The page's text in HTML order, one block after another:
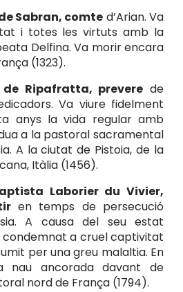
Sabran, comte d’Arian. Va
i totes les virtuts amb la
Delfina. Va morir encara
(1323).
de Ripafratta, prevere de
Va viure fidelment
anys la vida regular amb
a la pastoral sacramental
A la ciutat de Pistoia, de la
Itàlia (1456).
Laborier du Vivier,
en temps de persecució
A causa del seu estat
condemnat a cruel captivitat
per una greu malaltia. En
nau ancorada davant de
nord de França (1794).